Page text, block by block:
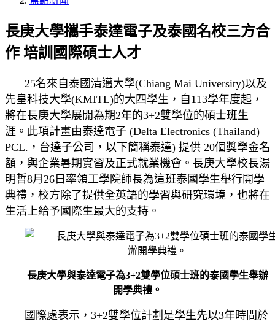
長庚大學攜手泰達電子及泰國名校三方合
作 培訓國際碩士人才
25名來自泰國清邁大學(Chiang Mai University)以及
先皇科技大學(KMITL)的大四學生，自113學年度起，
將在長庚大學展開為期2年的3+2雙學位的碩士班生
涯。此項計畫由泰達電子 (Delta Electronics (Thailand)
PCL. ，台達子公司，以下簡稱泰達) 提供 20個獎學金名
額，與企業暑期實習及正式就業機會。長庚大學校長湯
明哲8月 26 日率領工學院師長為這班泰國學生舉行開學
典禮，校方除了提供全英語的學習與研究環境，也將在
生活上給予國際生最大的支持。
長庚大學與泰達電子為3+2雙學位碩士班的泰國學生舉辦
開學典禮。
國際處表示， 3+2雙學位計劃是學生先以3年時間於